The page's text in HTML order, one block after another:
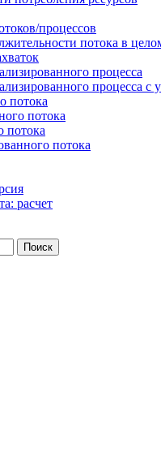
процессов
потока в
процесса
процесса с
потока
потока
потока
потока
расчет